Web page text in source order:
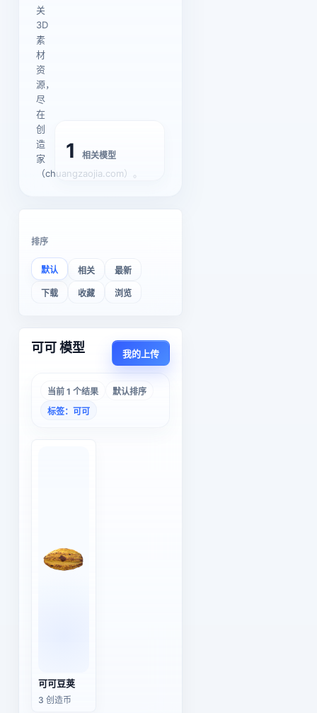
关
3D
素
材
资
源，
尽
在
创
造
家
（chuangzaojia.com）。
1 相关模型
排序
默认 相关 最新
下载 收藏 浏览
可可 模型 我的上传
当前 1 个结果
默认排序
标签：可可
可可豆荚
3 创造币